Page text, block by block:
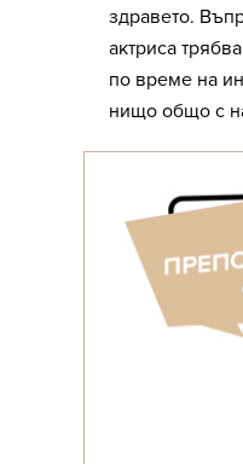
здравето.
актриса
по време на
нищо общо с